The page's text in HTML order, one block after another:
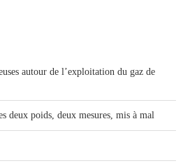
autour de l’exploitation du gaz de
deux poids, deux mesures, mis à mal